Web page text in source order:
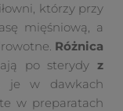
którzy przy
mięśniową, a
Różnica
po sterydy z
w dawkach
w preparatach